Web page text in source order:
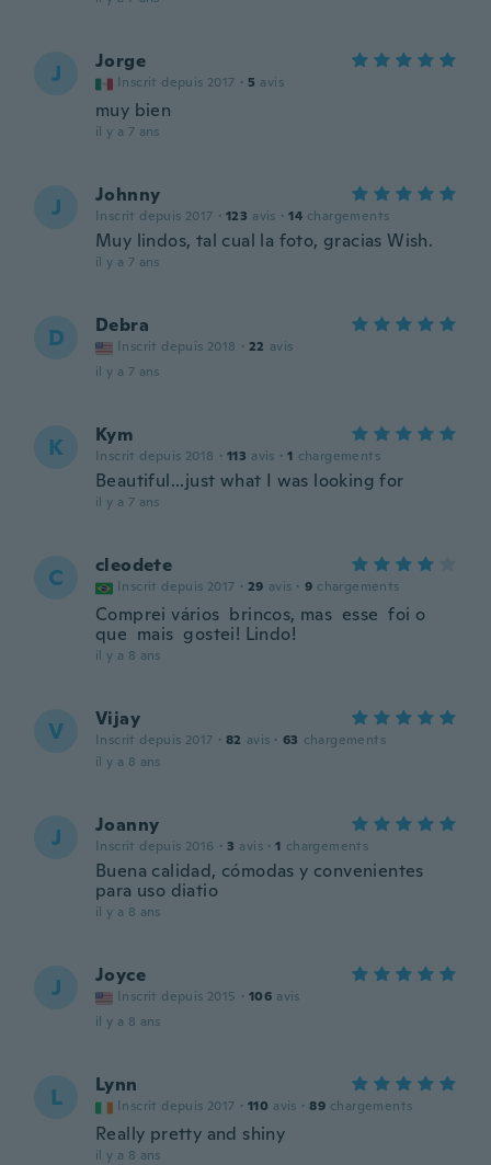
J Jorge
Inscrit depuis 2017 · 5 avis
muy bien
il y a 7 ans
J Johnny
Inscrit depuis 2017 · 123 avis · 14 chargements
Muy lindos, tal cual la foto, gracias Wish.
il y a 7 ans
D Debra
Inscrit depuis 2018 · 22 avis
il y a 7 ans
K Kym
Inscrit depuis 2018 · 113 avis · 1 chargements
Beautiful...just what I was looking for
il y a 7 ans
C cleodete
Inscrit depuis 2017 · 29 avis · 9 chargements
Comprei vários brincos, mas esse foi o
que mais gostei! Lindo!
il y a 8 ans
V Vijay
Inscrit depuis 2017 · 82 avis · 63 chargements
il y a 8 ans
J Joanny
Inscrit depuis 2016 · 3 avis · 1 chargements
Buena calidad, cómodas y convenientes
para uso diatio
il y a 8 ans
J Joyce
Inscrit depuis 2015 · 106 avis
il y a 8 ans
L Lynn
Inscrit depuis 2017 · 110 avis · 89 chargements
Really pretty and shiny
il y a 8 ans